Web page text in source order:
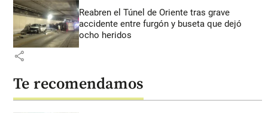
Reabren el Túnel de Oriente tras grave
accidente entre furgón y buseta que dejó
ocho heridos
share
Te recomendamos